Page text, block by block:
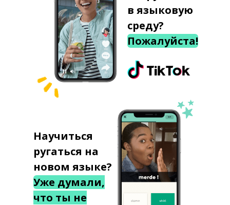
в языковую
среду?
Пожалуйста!
Научиться
ругаться на
новом языке?
Уже думали,
что ты не